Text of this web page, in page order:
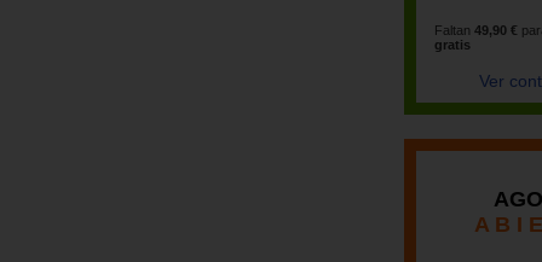
Faltan 49,90 €
gratis
Ver
A B I